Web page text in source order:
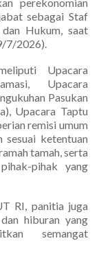
sebagai Staf
Hukum, saat
7/2026).
Upacara
Upacara
Pasukan
Upacara Taptu
remisi umum
sesuai ketentuan
tamah, serta
pihak yang
RI, panitia juga
hiburan yang
semangat